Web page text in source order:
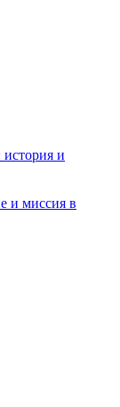
и
и миссия в